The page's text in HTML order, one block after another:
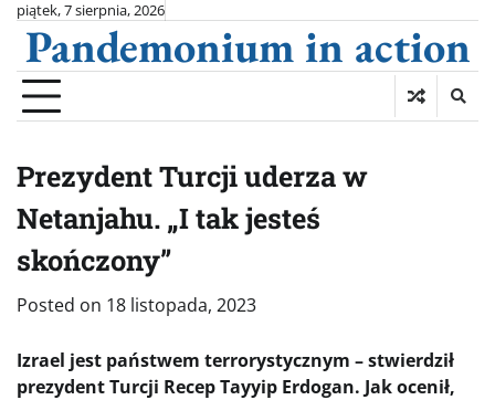
Skip
content
piątek, 7 sierpnia, 2026
Pandemonium in action
Prezydent Turcji uderza w
Netanjahu. „I tak jesteś
skończony”
Posted on 18 listopada, 2023
Izrael jest państwem terrorystycznym – stwierdził
prezydent Turcji Recep Tayyip Erdogan. Jak ocenił,